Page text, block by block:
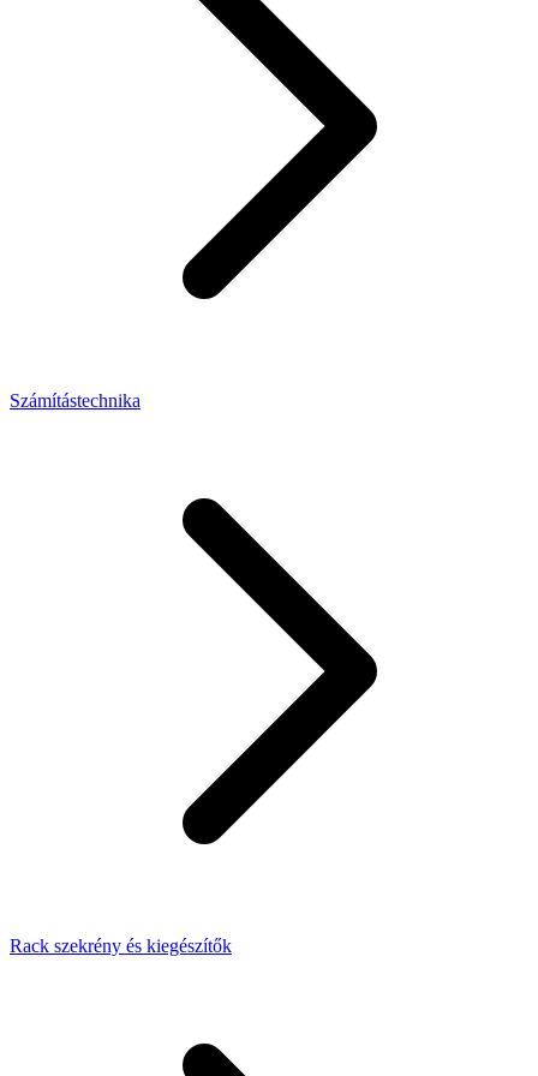
Számítástechnika
Rack szekrény és kiegészítők